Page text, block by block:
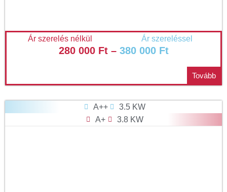
Ár szerelés nélkül Ár szereléssel
280 000 Ft– 380 000 Ft
Tovább
A++
3.5 KW
A+
3.8 KW